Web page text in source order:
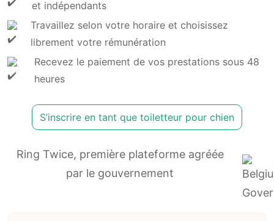
et indépendants
Travaillez selon votre horaire et choisissez
librement votre rémunération
Recevez le paiement de vos prestations sous 48
heures
S’inscrire en tant que toiletteur pour chien
Ring Twice, première plateforme agréée
par le gouvernement